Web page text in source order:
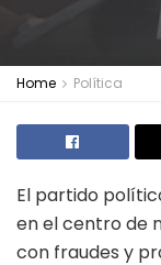
Home Política
El partido
en el centro de
con fraudes y